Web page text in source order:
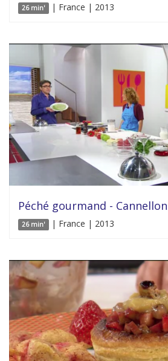
26 min' | France | 2013
Péché gourmand -
26 min' | France | 2013